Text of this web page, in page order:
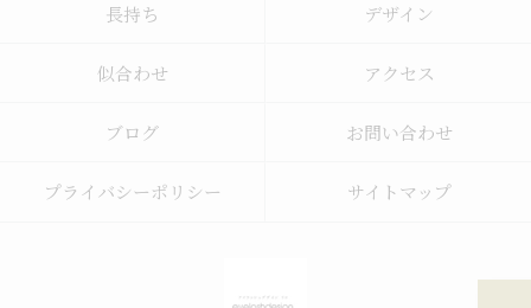
長持ち デザイン
似合わせ アクセス
ブログ お問い合わせ
プライバシーポリシー サイトマップ